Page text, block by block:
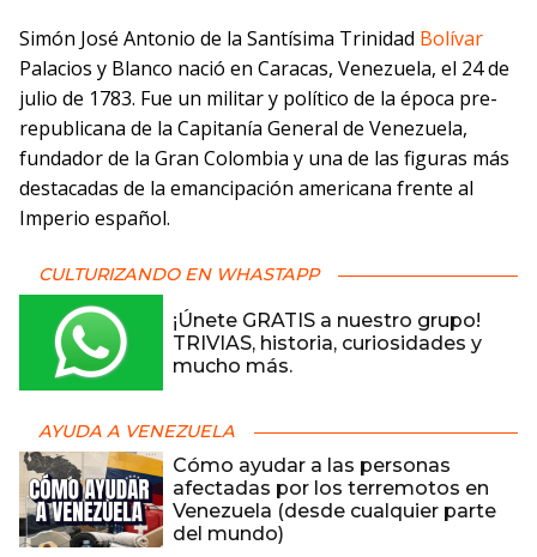
Simón José Antonio de la Santísima Trinidad Bolívar
Palacios y Blanco nació en Caracas, Venezuela, el 24 de
julio de 1783. Fue un militar y político de la época pre-
republicana de la Capitanía General de Venezuela,
fundador de la Gran Colombia y una de las figuras más
destacadas de la emancipación americana frente al
Imperio español.
CULTURIZANDO EN WHASTAPP
¡Únete GRATIS a nuestro grupo!
TRIVIAS, historia, curiosidades y
mucho más.
AYUDA A VENEZUELA
Cómo ayudar a las personas
afectadas por los terremotos en
Venezuela (desde cualquier parte
del mundo)